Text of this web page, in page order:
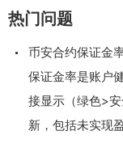
热门问题
币安合约保证金
保证金率是账户
接显示（绿色>
新，包括未实现